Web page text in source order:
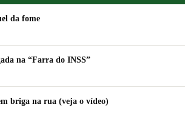
da fome
na “Farra do INSS”
briga na rua (veja o vídeo)